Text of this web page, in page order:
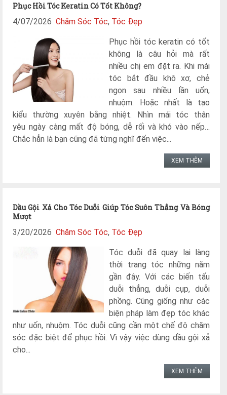
Phục Hồi Tóc Keratin Có Tốt Không?
4/07/2026 Chăm Sóc Tóc, Tóc Đẹp
Phục hồi tóc keratin có tốt
không là câu hỏi mà rất
nhiều chị em đặt ra. Khi mái
tóc bắt đầu khô xơ, chẻ
ngọn sau nhiều lần uốn,
nhuộm. Hoặc nhất là tạo
kiểu thường xuyên bằng nhiệt. Nhìn mái tóc thân
yêu ngày càng mất độ bóng, dễ rối và khó vào nếp…
Chắc hẳn là bạn cũng đã từng nghĩ đến việc...
XEM THÊM
Dầu Gội Xả Cho Tóc Duỗi Giúp Tóc Suôn Thẳng Và Bóng
Mượt
3/20/2026 Chăm Sóc Tóc, Tóc Đẹp
Tóc duỗi đã quay lại làng
thời trang tóc những năm
gần đây. Với các biến tấu
duỗi thẳng, duỗi cụp, duỗi
phồng. Cũng giống như các
biện pháp làm đẹp tóc khác
như uốn, nhuộm. Tóc duỗi cũng cần một chế độ chăm
sóc đặc biệt để phục hồi. Vì vậy việc dùng dầu gội xả
cho...
XEM THÊM